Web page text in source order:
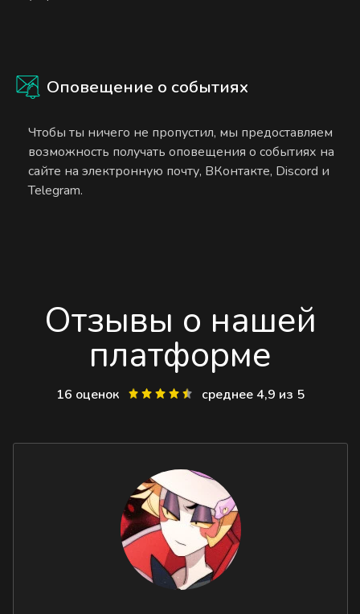
Оповещение о событиях
Чтобы ты ничего не пропустил, мы предоставляем
возможность получать оповещения о событиях на
сайте на электронную почту, ВКонтакте, Discord и
Telegram.
Отзывы о нашей
платформе
16 оценок среднее 4,9 из 5